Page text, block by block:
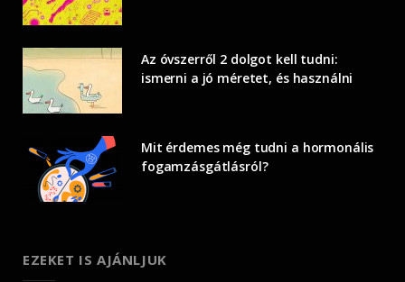
Az óvszerről 2 dolgot kell tudni:
ismerni a jó méretet, és használni
Mit érdemes még tudni a hormonális
fogamzásgátlásról?
EZEKET IS AJÁNLJUK